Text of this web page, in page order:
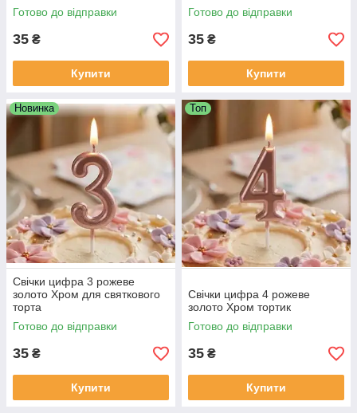
Готово до відправки
35 ₴
Купити
Готово до відправки
35 ₴
Купити
Новинка
Свічки цифра 3 рожеве
золото Хром для святкового
торта
Готово до відправки
35 ₴
Купити
Топ
Свічки цифра 4 рожеве
золото Хром тортик
Готово до відправки
35 ₴
Купити